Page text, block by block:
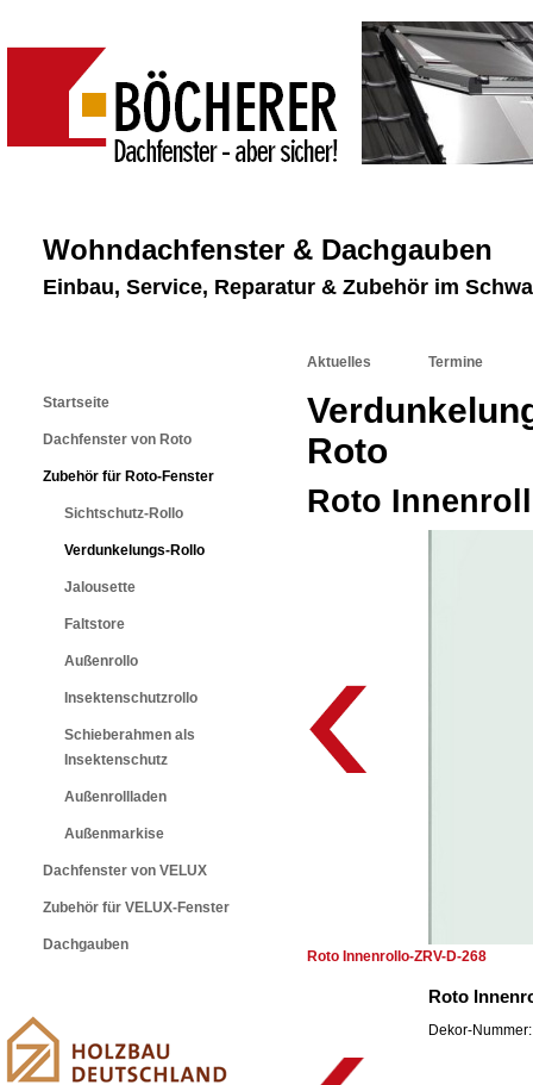
Wohndachfenster & Dachgauben
Einbau, Service, Reparatur & Zubehör im
Startseite
Dachfenster von Roto
Zubehör für Roto-Fenster
Sichtschutz-Rollo
Verdunkelungs-Rollo
Jalousette
Faltstore
Außenrollo
Insektenschutzrollo
Schieberahmen als
Insektenschutz
Außenrollladen
Außenmarkise
Dachfenster von VELUX
Zubehör für VELUX-Fenster
Dachgauben
Aktuelles Termine
Roto
Roto
Roto Innenrollo-ZRV-D-268
Roto
Dekor-